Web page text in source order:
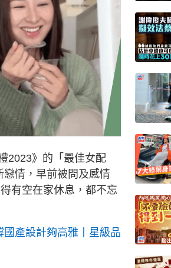
2023》的「最佳女配
情，早前被問及感情
有空在家休息，都不忘
產設計夠高雅丨星級品